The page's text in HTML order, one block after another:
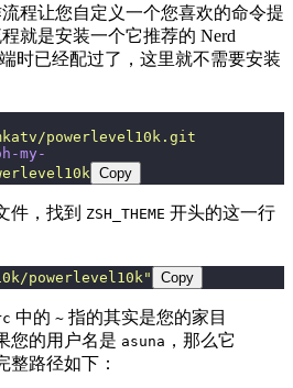
程让您自定义一个您喜欢的命令提
就是安装一个它推荐的 Nerd
时已经配过了，这里就不需要安装
powerlevel10k.git
my-
Copy
件，找到 ZSH_THEME 开头的这一行
powerlevel10k " Copy
中的 ~ 指的其实是您的家目
您的用户名是 asuna ，那么它
整路径如下：